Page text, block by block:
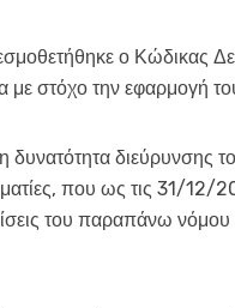
ο Κώδικας
με στόχο την εφαρμογή
διεύρυνσης
που ως τις 31/
του παραπάνω